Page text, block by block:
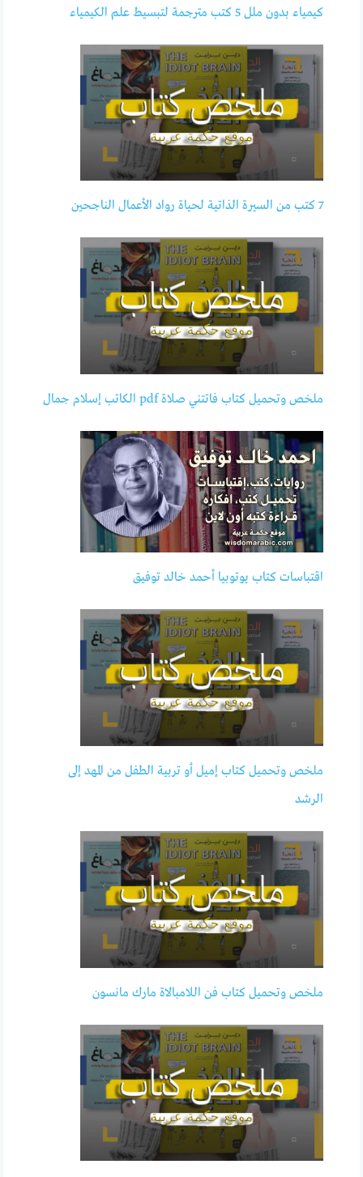
كيمياء بدون ملل 5 كتب مترجمة لتبسيط علم الكيمياء
7 كتب من السيرة الذاتية لحياة رواد الأعمال الناجحين
ملخص وتحميل كتاب فاتتني صلاة pdf الكاتب إسلام جمال
اقتباسات كتاب يوتوبيا أحمد خالد توفيق
ملخص وتحميل كتاب إميل أو تربية الطفل من المهد إلى
الرشد
ملخص وتحميل كتاب فن اللامبالاة مارك مانسون